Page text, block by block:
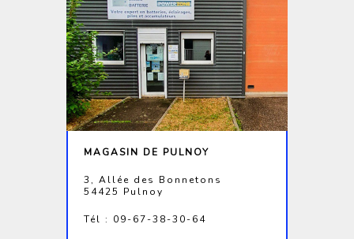
MAGASIN DE PULNOY
3, Allée des Bonnetons
54425 Pulnoy
Tél : 09-67-38-30-64